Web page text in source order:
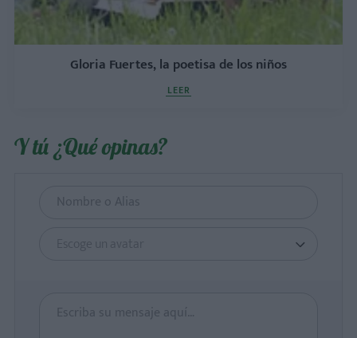
Gloria Fuertes, la poetisa de los niños
LEER
Y tú ¿Qué opinas?
Escoge un avatar